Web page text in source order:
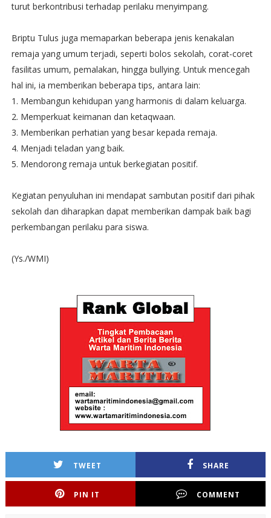
turut berkontribusi terhadap perilaku menyimpang.
Briptu Tulus juga memaparkan beberapa jenis kenakalan
remaja yang umum terjadi, seperti bolos sekolah, corat-coret
fasilitas umum, pemalakan, hingga bullying. Untuk mencegah
hal ini, ia memberikan beberapa tips, antara lain:
1. Membangun kehidupan yang harmonis di dalam keluarga.
2. Memperkuat keimanan dan ketaqwaan.
3. Memberikan perhatian yang besar kepada remaja.
4. Menjadi teladan yang baik.
5. Mendorong remaja untuk berkegiatan positif.
Kegiatan penyuluhan ini mendapat sambutan positif dari pihak
sekolah dan diharapkan dapat memberikan dampak baik bagi
perkembangan perilaku para siswa.
(Ys./WMI)
TWEET SHARE
PIN IT COMMENT